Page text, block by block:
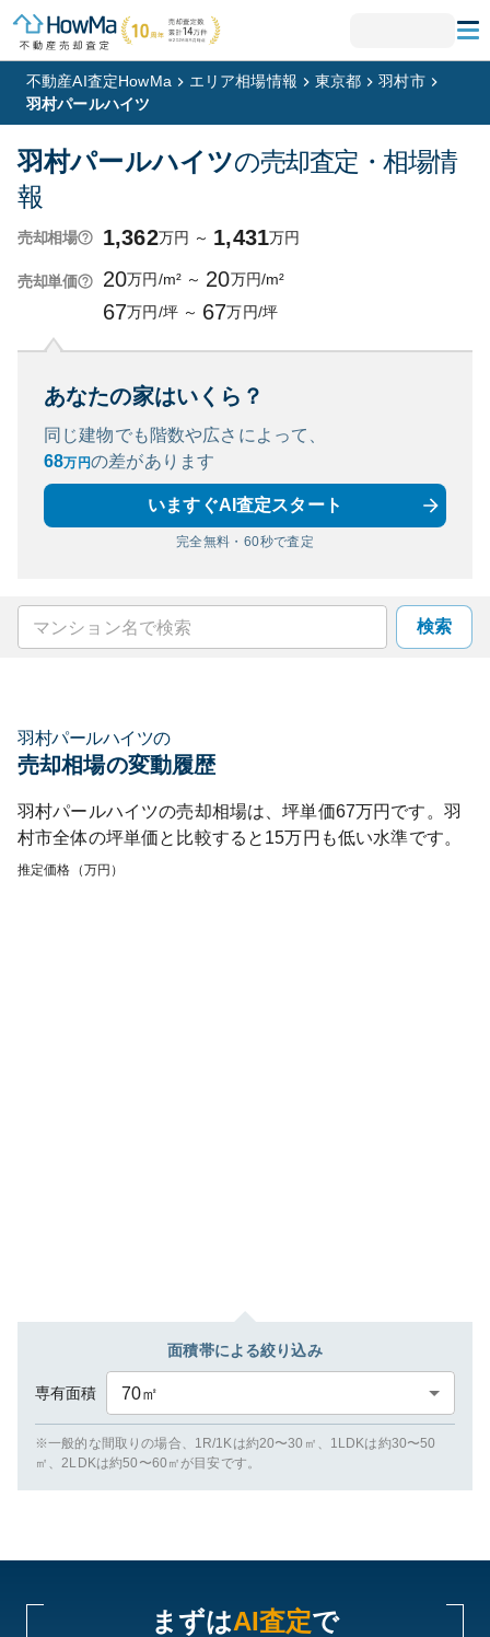
不動産AI査定HowMa エリア相場情報 東京都
羽村市
羽村パールハイツ
羽村パールハイツの売却査定・相場情
報
売却相場 1,362万円 ～ 1,431万円
売却単価 20万円/m² ～ 20万円/m²
67万円/坪 ～ 67万円/坪
あなたの家はいくら？
同じ建物でも階数や広さによって、
68万円の差があります
いますぐAI査定スタート
完全無料・60秒で査定
検索
羽村パールハイツの
売却相場の変動履歴
羽村パールハイツの売却相場は、坪単価67万円です。 羽
村市全体の坪単価と比較すると 15万円も低い水準です。
推定価格（万円）
面積帯による絞り込み
専有面積 70㎡
※一般的な間取りの場合、1R/1Kは約20〜30㎡、1LDKは約30〜50
㎡、2LDKは約50〜60㎡が目安です。
まずはAI査定で